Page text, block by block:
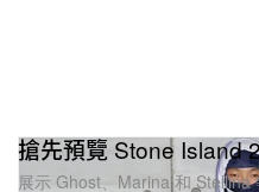
搶先預覽 Stone Island
展示 Ghost、Marina 和 Stellina